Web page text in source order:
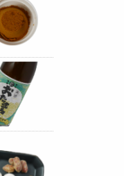
麹菌を
大麦白
麹から
れる天